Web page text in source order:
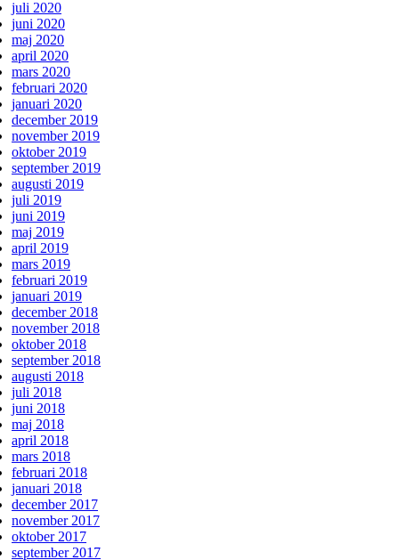
juli 2020
juni 2020
maj 2020
april 2020
mars 2020
februari 2020
januari 2020
december 2019
november 2019
oktober 2019
september 2019
augusti 2019
juli 2019
juni 2019
maj 2019
april 2019
mars 2019
februari 2019
januari 2019
december 2018
november 2018
oktober 2018
september 2018
augusti 2018
juli 2018
juni 2018
maj 2018
april 2018
mars 2018
februari 2018
januari 2018
december 2017
november 2017
oktober 2017
september 2017